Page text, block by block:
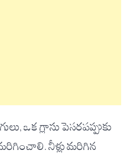
ఒక గ్లాసు పెసరపప్పుకు
నీళ్లు మరిగిన